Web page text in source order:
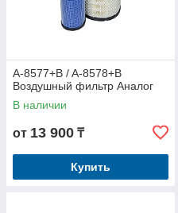
A-8577+B / A-8578+B
Воздушный фильтр Аналог
В наличии
от 13 900 ₸
Купить